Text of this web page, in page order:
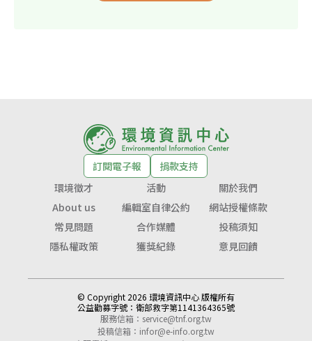
訂閱電子報
捐款支持
環境徵才
活動
關於我們
About us
編輯室自律公約
網站授權條款
常見問題
合作媒體
投稿須知
隱私權政策
獲獎紀錄 意見回饋
© Copyright 2026 環境資訊中心 版權所有
公益勸募字號： 衛部救字第1141364365號
服務信箱： service@tnf.org.tw
投稿信箱： infor@e-info.org.tw